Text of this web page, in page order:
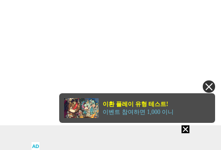
AD
이환 플레이 유형 테스트!
이벤트 참여하면 1,000 이니